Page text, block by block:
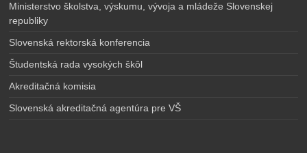
Ministerstvo školstva, výskumu, vývoja a mládeže Slovenskej
republiky
Slovenská rektorská konferencia
Študentská rada vysokých škôl
Akreditačná komisia
Slovenská akreditačná agentúra pre VŠ